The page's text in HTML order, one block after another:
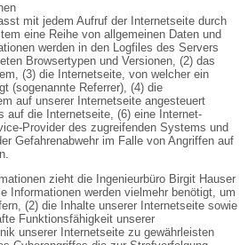
mit jedem Aufruf der Internetseite durch
eine Reihe von allgemeinen Daten und
werden in den Logfiles des Servers
Browsertypen und Versionen, (2) das
(3) die Internetseite, von welcher ein
(sogenannte Referrer), (4) die
auf unserer Internetseite angesteuert
auf die Internetseite, (6) eine Internet-
Provider des zugreifenden Systems und
Gefahrenabwehr im Falle von Angriffen auf
zieht die Ingenieurbüro Birgit Hauser
Informationen werden vielmehr benötigt, um
(2) die Inhalte unserer Internetseite sowie
Funktionsfähigkeit unserer
unserer Internetseite zu gewährleisten